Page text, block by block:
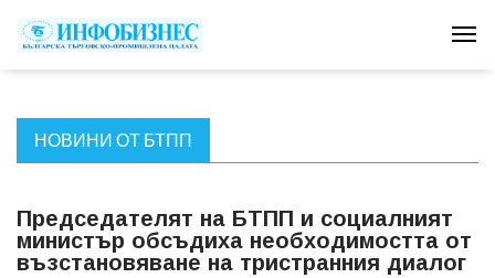
НОВИНИ ОТ БТПП
Председателят на БТПП и социалният
министър обсъдиха необходимостта от
възстановяване на тристранния диалог